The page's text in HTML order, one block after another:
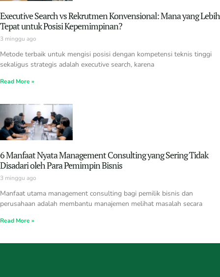
Executive Search vs Rekrutmen Konvensional: Mana yang Lebih
Tepat untuk Posisi Kepemimpinan?
3 minggu ago
Metode terbaik untuk mengisi posisi dengan kompetensi teknis tinggi
sekaligus strategis adalah executive search, karena
Read More »
6 Manfaat Nyata Management Consulting yang Sering Tidak
Disadari oleh Para Pemimpin Bisnis
3 minggu ago
Manfaat utama management consulting bagi pemilik bisnis dan
perusahaan adalah membantu manajemen melihat masalah secara
Read More »